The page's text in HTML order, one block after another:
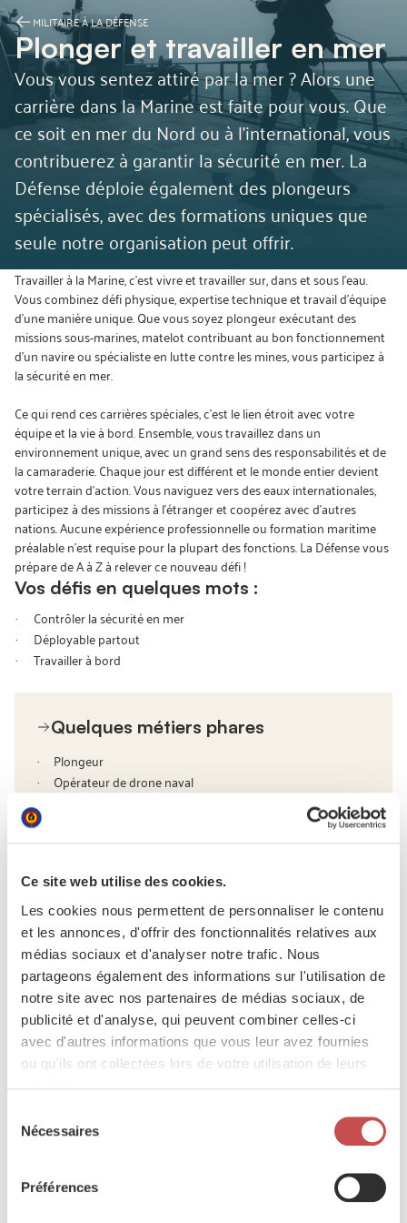
Ce site web utilise des cookies.
Les cookies nous permettent de personnaliser le contenu
et les annonces, d'offrir des fonctionnalités relatives aux
médias sociaux et d'analyser notre trafic. Nous
partageons également des informations sur l'utilisation de
notre site avec nos partenaires de médias sociaux, de
publicité et d'analyse, qui peuvent combiner celles-ci
avec d'autres informations que vous leur avez fournies
ou qu'ils ont collectées lors de votre utilisation de leurs
Nécessaires
Préférences
MILITAIRE À LA DÉFENSE
Plonger et travailler en mer
Vous vous sentez attiré par la mer ? Alors une
carrière dans la Marine est faite pour vous. Que
ce soit en mer du Nord ou à l’international, vous
contribuerez à garantir la sécurité en mer. La
Défense déploie également des plongeurs
spécialisés, avec des formations uniques que
seule notre organisation peut offrir.
Travailler à la Marine, c’est vivre et travailler sur, dans et sous l’eau.
Vous combinez défi physique, expertise technique et travail d’équipe
d’une manière unique. Que vous soyez plongeur exécutant des
missions sous-marines, matelot contribuant au bon fonctionnement
d’un navire ou spécialiste en lutte contre les mines, vous participez à
la sécurité en mer.
Ce qui rend ces carrières spéciales, c’est le lien étroit avec votre
équipe et la vie à bord. Ensemble, vous travaillez dans un
environnement unique, avec un grand sens des responsabilités et de
la camaraderie. Chaque jour est différent et le monde entier devient
votre terrain d’action. Vous naviguez vers des eaux internationales,
participez à des missions à l’étranger et coopérez avec d’autres
nations. Aucune expérience professionnelle ou formation maritime
préalable n’est requise pour la plupart des fonctions. La Défense vous
prépare de A à Z à relever ce nouveau défi !
Vos défis en quelques mots :
· Contrôler la sécurité en mer
· Déployable partout
· Travailler à bord
Quelques métiers phares
· Plongeur
· Opérateur de drone naval
·
· Navigation
Consultez les offres